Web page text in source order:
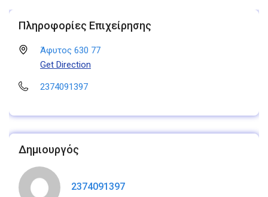
Πληροφορίες Επιχείρησης
Άφυτος 630 77
Get Direction
2374091397
Δημιουργός
2374091397